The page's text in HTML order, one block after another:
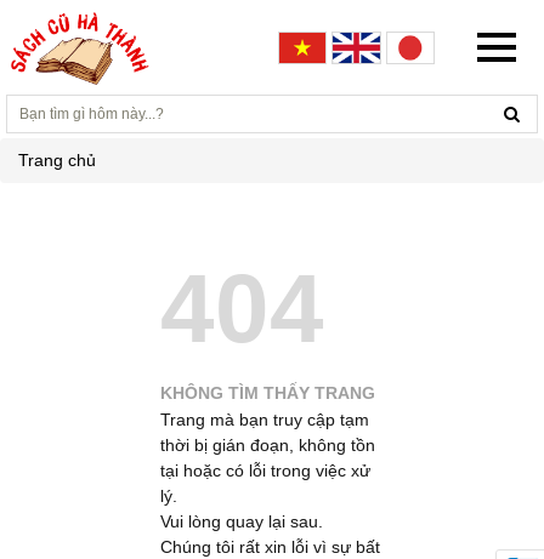
Trang chủ
404
KHÔNG TÌM THẤY TRANG
Trang mà bạn truy cập tạm
thời bị gián đoạn, không tồn
tại hoặc có lỗi trong việc xử
lý.
Vui lòng quay lại sau.
Chúng tôi rất xin lỗi vì sự bất